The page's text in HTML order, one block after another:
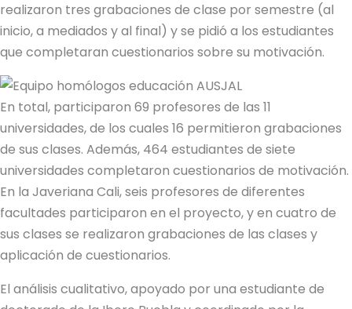
realizaron tres grabaciones de clase por semestre (al
inicio, a mediados y al final) y se pidió a los estudiantes
que completaran cuestionarios sobre su motivación.
En total, participaron 69 profesores de las 11
universidades, de los cuales 16 permitieron grabaciones
de sus clases. Además, 464 estudiantes de siete
universidades completaron cuestionarios de motivación.
En la Javeriana Cali, seis profesores de diferentes
facultades participaron en el proyecto, y en cuatro de
sus clases se realizaron grabaciones de las clases y
aplicación de cuestionarios.
El análisis cualitativo, apoyado por una estudiante de